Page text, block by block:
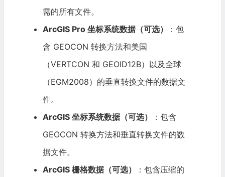
需的所有文件。
ArcGIS Pro 坐标系统数据（可选）
：包
含 GEOCON 转换方法和美国
（VERTCON 和 GEOID12B）以及全球
（EGM2008）的垂直转换文件的数据文
件。
ArcGIS 坐标系统数据（可选）
：包含
GEOCON 转换方法和垂直转换文件的数
据文件。
ArcGIS 栅格数据（可选）
：包含压缩的